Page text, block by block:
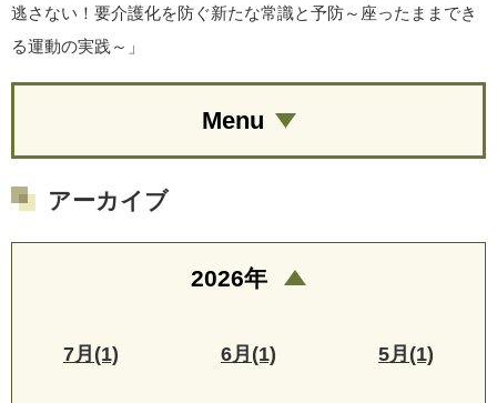
逃さない！要介護化を防ぐ新たな常識と予防～座ったままでき
る運動の実践～」
Menu
アーカイブ
2026年
7月(1) 6月(1) 5月(1)